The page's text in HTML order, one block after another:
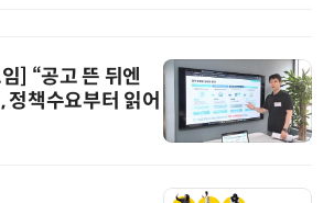
] “공고 뜬 뒤엔
책수요부터 읽어